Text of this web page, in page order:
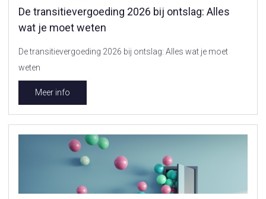
De transitievergoeding 2026 bij ontslag: Alles
wat je moet weten
De transitievergoeding 2026 bij ontslag: Alles wat je moet
weten
Meer info